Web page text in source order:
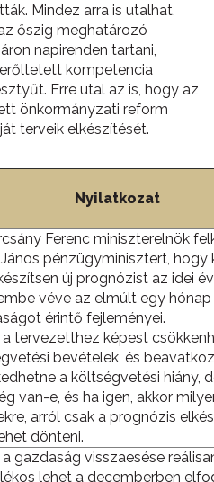
Mindez arra is utalhat,
őszig meghatározó
napirenden tartani,
kompetencia
Erre utal az is, hogy az
önkormányzati reform
terveik elkészítését.
Nyilatkozat
Ferenc miniszterelnök
pénzügyminisztert, hogy
új prognózist az idei
véve az elmúlt egy hónap
érintő fejleményei.
a tervezetthez képest
bevételek, és
a költségvetési hiány,
van-e, és ha igen, akkor
arról csak a prognózis
dönteni.
gazdaság visszaesése
lehet a decemberben